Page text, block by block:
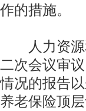
作的措施。
人力资源
二次会议审
情况的报告
养老保险顶